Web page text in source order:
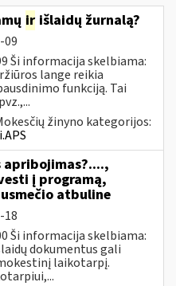
ir išlaidų žurnalą?
09
Ši informacija skelbiama:
lange reikia
funkciją. Tai
žinyno kategorijos:
į programą,
atbuline
18
Ši informacija skelbiama:
dokumentus gali
laikotarpį.